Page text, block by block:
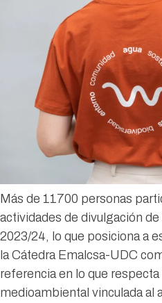
Más de 11700 personas
actividades de divulgación
2023/24, lo que posiciona a
la Cátedra Emalcsa-UDC
referencia en lo que respecta
medioambiental vinculada al